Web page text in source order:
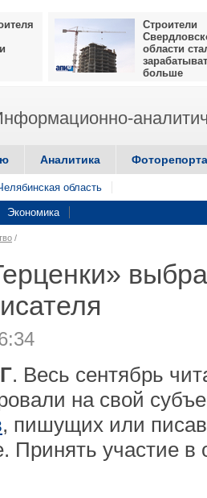
Строители
области
больше
Аналитика
область
Экономика
/
. Весь сентябрь
на свой
, пишущих или
Принять участие в